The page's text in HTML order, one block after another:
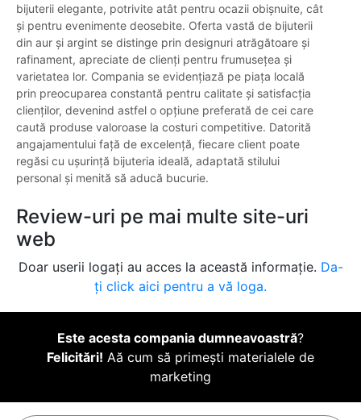
bijuterii elegante, potrivite atât pentru ocazii obișnuite, cât
și pentru evenimente deosebite. Oferta vastă de bijuterii
din aur și argint se distinge prin designuri atrăgătoare și
rafinament, apreciate de clienți pentru frumusețea și
varietatea lor. Compania se evidențiază pe piața locală
prin preocuparea constantă pentru calitate și satisfacția
clienților, devenind astfel o opțiune preferată de cei care
caută produse valoroase la costuri competitive. Datorită
angajamentului față de excelență, fiecare client poate
regăsi cu ușurință bijuteria ideală, adaptată stilului
personal și menită să aducă bucurie.
Review-uri pe mai multe site-uri
web
Doar userii logați au acces la această informație. Da-
ți click aici pentru a vă loga.
Este acesta compania dumneavoastră?
Felicitări! Aă cum să primești materialele de
marketing